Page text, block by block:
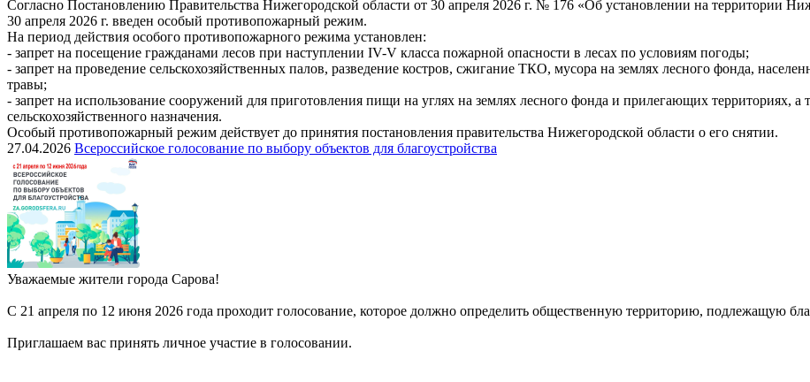
Согласно Постановлению Правительства Нижегородской области от 30 апреля 2026 г. № 176 «Об установлении на территории
30 апреля 2026 г. введен особый противопожарный режим.
На период действия особого противопожарного режима установлен:
- запрет на посещение гражданами лесов при наступлении IV-V класса пожарной опасности в лесах по условиям погоды;
- запрет на проведение сельскохозяйственных палов, разведение костров, сжигание ТКО, мусора на землях лесного фонда,
травы;
- запрет на использование сооружений для приготовления пищи на углях на землях лесного фонда и прилегающих территориях,
сельскохозяйственного назначения.
Особый противопожарный режим действует до принятия постановления правительства Нижегородской области о его снятии.
27.04.2026 Всероссийское голосование по выбору объектов для благоустройства
Уважаемые жители города Сарова!
С 21 апреля по 12 июня 2026 года проходит голосование, которое должно определить общественную территорию, подлежащую
Приглашаем вас принять личное участие в голосовании.